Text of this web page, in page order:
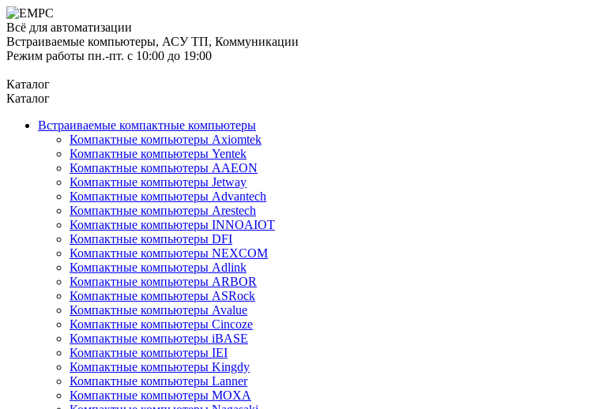
Всё для автоматизации
Встраиваемые компьютеры, АСУ ТП, Коммуникации
Режим работы пн.-пт. с 10:00 до 19:00
Каталог
Каталог
Встраиваемые компактные компьютеры
Компактные компьютеры Axiomtek
Компактные компьютеры Yentek
Компактные компьютеры AAEON
Компактные компьютеры Jetway
Компактные компьютеры Advantech
Компактные компьютеры Arestech
Компактные компьютеры INNOAIOT
Компактные компьютеры DFI
Компактные компьютеры NEXCOM
Компактные компьютеры Adlink
Компактные компьютеры ARBOR
Компактные компьютеры ASRock
Компактные компьютеры Avalue
Компактные компьютеры Cincoze
Компактные компьютеры iBASE
Компактные компьютеры IEI
Компактные компьютеры Kingdy
Компактные компьютеры Lanner
Компактные компьютеры MOXA